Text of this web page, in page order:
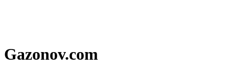
Gazonov.com